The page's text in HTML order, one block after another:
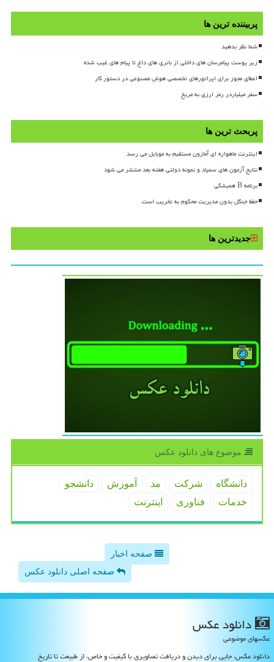
پربیننده ترین ها
شما نظر بدهید
زیر پوست پیامرسان های داخلی از باتری های داغ تا پیام های غیب شده
اعطای مجوز برای اپراتورهای تخصصی هوش مصنوعی در دستور کار
سفر میلیاردر رمز ارزی به مریخ
پربحث ترین ها
اینترنت ماهواره ای آمازون مستقیم به موبایل می رسد
نتایج آزمون های سمپاد و نمونه دولتی هفته بعد منتشر می شود
برنامه B همیشگی
حفظ جنگل بدون مدیریت محکوم به تخریب است
جدیدترین ها
موضوع های دانلود عكس
دانشگاه شركت مد آموزش
دانشجو
خدمات
فناوری اینترنت
صفحه اخبار
صفحه اصلی دانلود عکس
دانلود عكس
عکسهای موضوعی
دانلود عکس، جایی برای دیدن و دریافت تصاویری با کیفیت و خاص، از طبیعت تا تاریخ